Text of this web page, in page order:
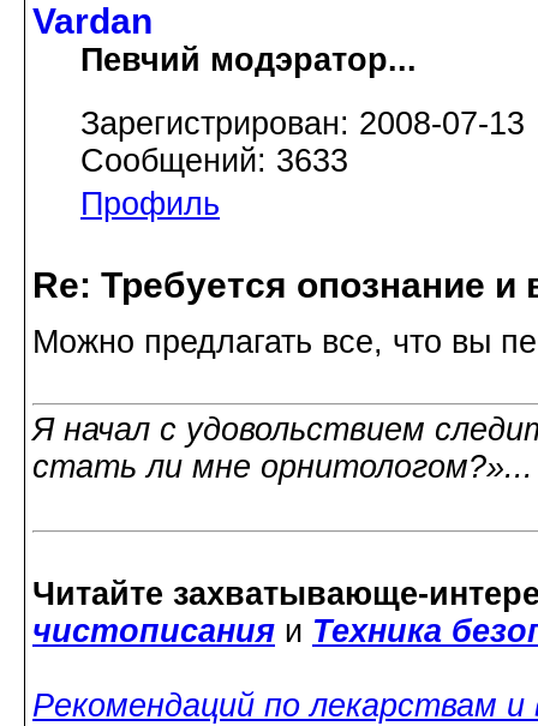
Vardan
Певчий модэратор...
Зарегистрирован: 2008-07-13
Сообщений: 3633
Профиль
Re: Требуется опознание
Можно предлагать все, что вы
Я начал с удовольствием
стать ли мне
Читайте захватывающе-
чистописания и Техника
Рекомендаций по лекарствам